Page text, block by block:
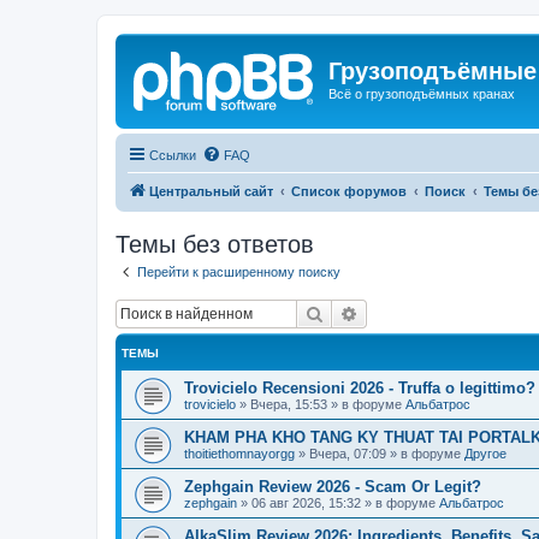
Всё о грузоподъёмных кранах
Ссылки FAQ
Центральный сайт Список форумов Поиск Темы
Темы без ответов
Перейти к расширенному поиску
Поиск
ТЕМЫ
Trovicielo Recensioni 2026 - Truffa o legittimo?
trovicielo » Вчера, 15:53 » в форуме Альбатрос
KHAM PHA KHO TANG KY THUAT TAI
thoitiethomnayorgg » Вчера, 07:09 » в форуме Другое
Zephgain Review 2026 - Scam Or Legit?
zephgain » 06 авг 2026, 15:32 » в форуме Альбатрос